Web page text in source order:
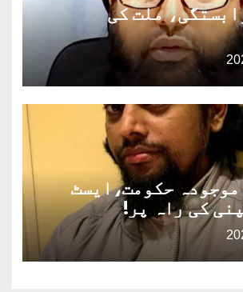
ملت کی
حکومت،ایسٹ
کی راہ پر!